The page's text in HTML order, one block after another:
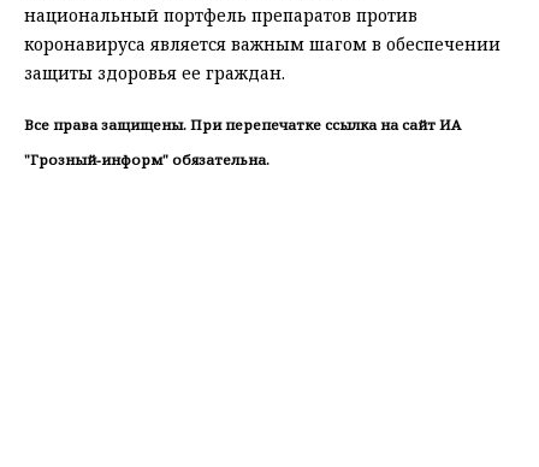
национальный портфель препаратов против
коронавируса является важным шагом в обеспечении
защиты здоровья ее граждан.
Все права защищены. При перепечатке ссылка на сайт ИА
"Грозный-информ" обязательна.